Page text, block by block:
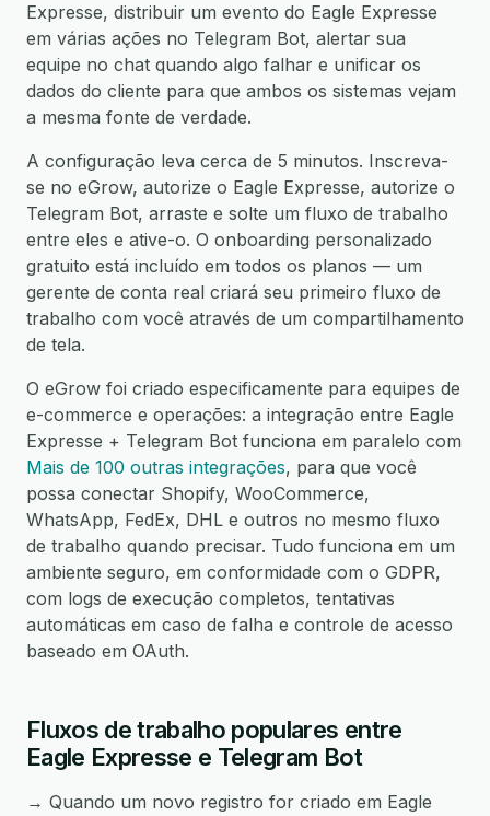
Expresse, distribuir um evento do Eagle Expresse
em várias ações no Telegram Bot, alertar sua
equipe no chat quando algo falhar e unificar os
dados do cliente para que ambos os sistemas vejam
a mesma fonte de verdade.
A configuração leva cerca de 5 minutos. Inscreva-
se no eGrow, autorize o Eagle Expresse, autorize o
Telegram Bot, arraste e solte um fluxo de trabalho
entre eles e ative-o. O onboarding personalizado
gratuito está incluído em todos os planos — um
gerente de conta real criará seu primeiro fluxo de
trabalho com você através de um compartilhamento
de tela.
O eGrow foi criado especificamente para equipes de
e-commerce e operações: a integração entre Eagle
Expresse + Telegram Bot funciona em paralelo com
Mais de 100 outras integrações, para que você
possa conectar Shopify, WooCommerce,
WhatsApp, FedEx, DHL e outros no mesmo fluxo
de trabalho quando precisar. Tudo funciona em um
ambiente seguro, em conformidade com o GDPR,
com logs de execução completos, tentativas
automáticas em caso de falha e controle de acesso
baseado em OAuth.
Fluxos de trabalho populares entre
Eagle Expresse e Telegram Bot
→ Quando um novo registro for criado em Eagle